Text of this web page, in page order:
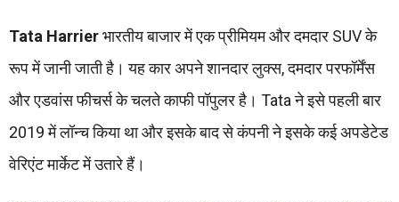
Tata Harrierभारतीय बाजार में एक प्रीमियम और दमदार SUV के
रूप में जानी जाती है। यह कार अपने शानदार लुक्स, दमदार परफॉर्मेंस
और एडवांस फीचर्स के चलते काफी पॉपुलर है। Tata ने इसे पहली बार
2019 में लॉन्च किया था और इसके बाद से कंपनी ने इसके कई अपडेटेड
वेरिएंट मार्केट में उतारे हैं।